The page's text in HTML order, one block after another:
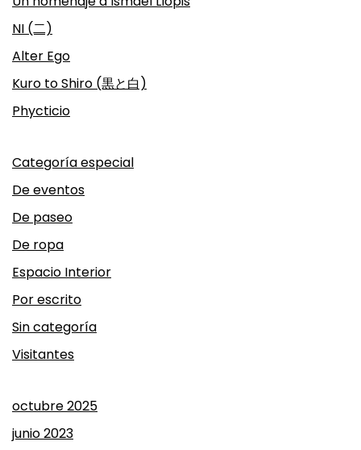
NI (二)
Alter Ego
Kuro to Shiro (黒と白)
Phycticio
Categoría especial
De eventos
De paseo
De ropa
Espacio Interior
Por escrito
Sin categoría
Visitantes
octubre 2025
junio 2023